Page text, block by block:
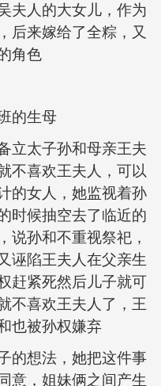
夫人的大女儿，作为
后来嫁给了全粽，又
角色
的生母
太子孙和母亲王夫
不喜欢王夫人，可以
的女人，她监视着孙
时候抽空去了临近的
说孙和不重视祭祀，
诬陷王夫人在父亲生
赶紧死然后儿子就可
不喜欢王夫人了，王
也被孙权嫌弃
想法，她把这件事
意，姐妹俩之间产生